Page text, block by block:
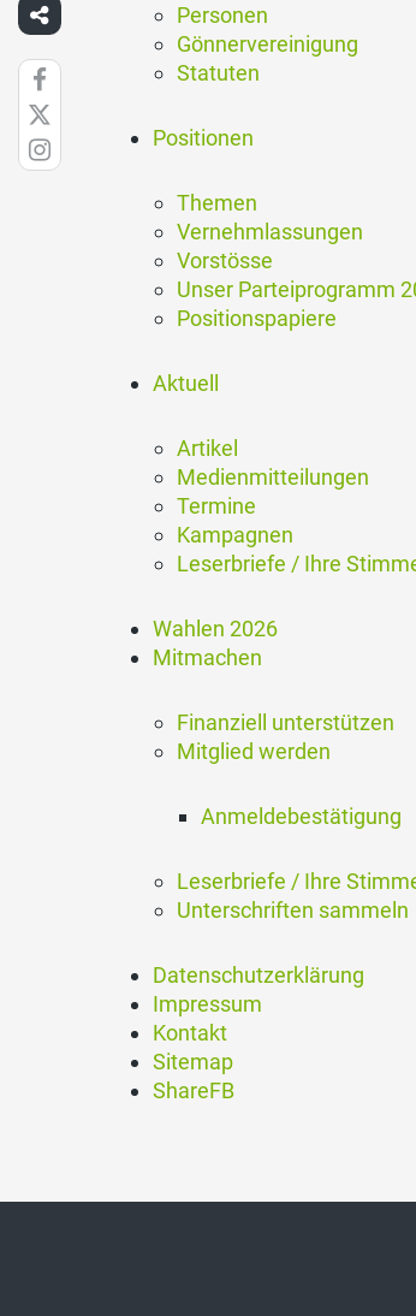
Personen
Gönnervereinigung
Statuten
Positionen
Themen
Vernehmlassungen
Vorstösse
Unser Parteiprogramm
Positionspapiere
Aktuell
Artikel
Medienmitteilungen
Termine
Kampagnen
Leserbriefe / Ihre
Wahlen 2026
Mitmachen
Finanziell unterstützen
Mitglied werden
Anmeldebestätigung
Leserbriefe / Ihre
Unterschriften sammeln
Datenschutzerklärung
Impressum
Kontakt
Sitemap
ShareFB